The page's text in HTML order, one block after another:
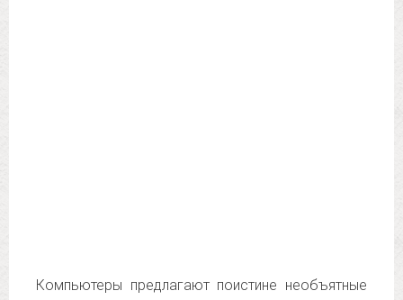
Компьютеры предлагают поистине необъятные